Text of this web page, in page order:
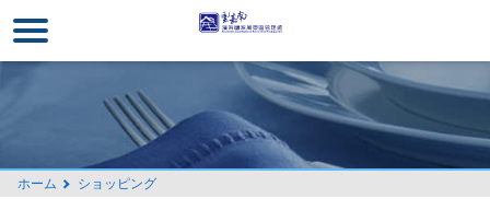
イ
ン
コ
ン
ツ
ホーム ショッピング